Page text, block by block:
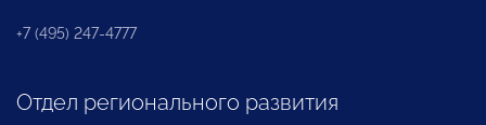
+7 (495) 247-4777
Отдел регионального развития